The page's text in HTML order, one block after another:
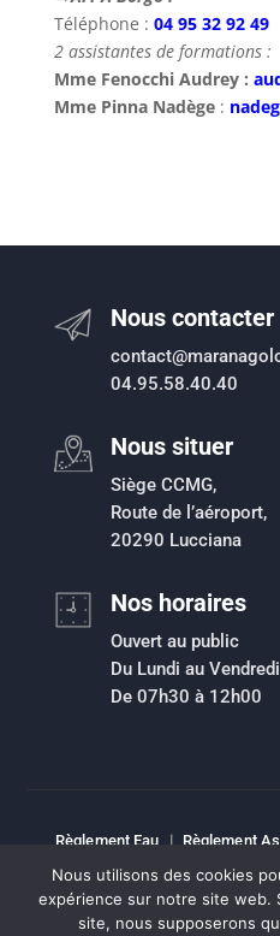
Téléphone : 04 95 32 92 49
2 assistantes de formations :
Mme Fenocchi Audrey :
Mme Pinna Nadège:
Nous contacter
04.95.58.40.40
Nous situer
Siège CCMG,
Route de l’aéroport,
20290 Lucciana
Nos horaires
Ouvert au public
Du Lundi au Vendredi
De 07h30 à 12h00
Règlement Eau | Règlement
risque inondation| Intranet|
Nous utilisons des cookies
expérience sur notre site web.
site, nous supposerons